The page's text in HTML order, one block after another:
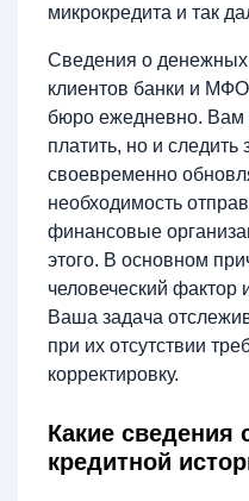
микрокредита и так
Сведения о денежных
клиентов банки и
бюро ежедневно. Вам
платить, но и
своевременно
необходимость
финансовые
этого. В основном
человеческий фактор
Ваша задача
при их отсутствии
корректировку.
Какие сведения
кредитной